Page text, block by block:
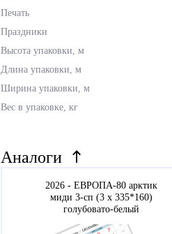
Печать
Праздники
Высота упаковки, м
Длина упаковки, м
Ширина упаковки, м
Вес в упаковке, кг
Аналоги
2026 - ЕВРОПА-80 арктик
миди 3-сп (3 х 335*160)
голубовато-белый